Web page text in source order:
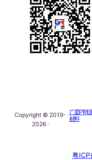
Copyright © 2019-
2026 ·
广柔PTFE
材料
粤